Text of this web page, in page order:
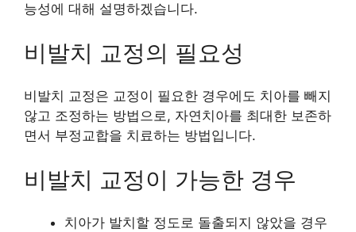
능성에 대해 설명하겠습니다.
비발치 교정의 필요성
비발치 교정은 교정이 필요한 경우에도 치아를 빼지
않고 조정하는 방법으로, 자연치아를 최대한 보존하
면서 부정교합을 치료하는 방법입니다.
비발치 교정이 가능한 경우
치아가 발치할 정도로 돌출되지 않았을 경우